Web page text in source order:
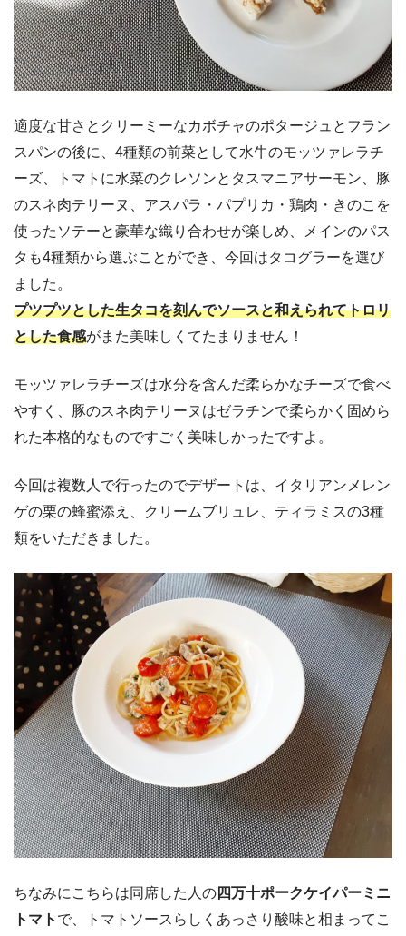
適度な甘さとクリーミーなカボチャのポタージュとフラン
スパンの後に、4種類の前菜として水牛のモッツァレラチ
ーズ、トマトに水菜のクレソンとタスマニアサーモン、豚
のスネ肉テリーヌ、アスパラ・パプリカ・鶏肉・きのこを
使ったソテーと豪華な織り合わせが楽しめ、メインのパス
タも4種類から選ぶことができ、今回はタコグラーを選び
ました。
プツプツとした生タコを刻んでソースと和えられてトロリ
とした食感がまた美味しくてたまりません！
モッツァレラチーズは水分を含んだ柔らかなチーズで食べ
やすく、豚のスネ肉テリーヌはゼラチンで柔らかく固めら
れた本格的なものですごく美味しかったですよ。
今回は複数人で行ったのでデザートは、イタリアンメレン
ゲの栗の蜂蜜添え、クリームブリュレ、ティラミスの3種
類をいただきました。
ちなみにこちらは同席した人の四万十ポークケイパーミニ
トマト で、トマトソースらしくあっさり酸味と相まってこ